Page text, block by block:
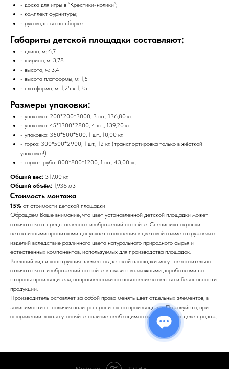
- доска для игры в “Крестики-нолики”;
- комплект фурнитуры;
- руководство по сборке
Габариты детской площадки составляют:
- длина, м: 6,7
- ширина, м: 3,78
- высота, м: 3,4
- высота платформы, м: 1,5
- платформа, м: 1,25 x 1,35
Размеры упаковки:
- упаковка: 200*200*3000, 3 шт., 136,80 кг.
- упаковка: 45*1300*2800, 4 шт., 139,20 кг.
- упаковка: 350*500*500, 1 шт., 10,00 кг.
- горка: 300*500*2900, 1 шт., 12 кг. (транспортировка только в жёсткой
упаковке!)
- горка-труба: 800*800*1200, 1 шт., 43,00 кг.
Общий вес: 317,00 кг.
Общий объём: 1,936 м3
Стоимость монтажа
15% от стоимости детской площадки
Обращаем Ваше внимание, что цвет установленной детской площадки может
отличаться от представленных изображений на сайте. Специфика окраски
нетоксичными пропитками допускает отклонения в цветовой гамме отгружаемых
изделий вследствие различного цвета натурального природного сырья и
естественных компонентов, используемых для производства площадок.
Внешний вид и конструкция элементов детской площадки могут незначительно
отличаться от изображений на сайте в связи с возможными доработками со
стороны производителя, направленными на повышение качества и безопасности
продукции.
Производитель оставляет за собой право менять цвет отдельных элементов, в
зависимости от наличия палитры пропиток на производстве. Пожалуйста, при
оформлении заказа уточняйте наличие необходимого вам цвета в отделе продаж.